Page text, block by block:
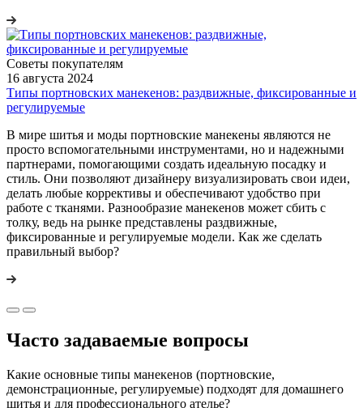
Советы покупателям
16 августа 2024
Типы портновских манекенов: раздвижные, фиксированные и
регулируемые
В мире шитья и моды портновские манекены являются не
просто вспомогательными инструментами, но и надежными
партнерами, помогающими создать идеальную посадку и
стиль. Они позволяют дизайнеру визуализировать свои идеи,
делать любые коррективы и обеспечивают удобство при
работе с тканями. Разнообразие манекенов может сбить с
толку, ведь на рынке представлены раздвижные,
фиксированные и регулируемые модели. Как же сделать
правильный выбор?
Часто задаваемые вопросы
Какие основные типы манекенов (портновские,
демонстрационные, регулируемые) подходят для домашнего
шитья и для профессионального ателье?